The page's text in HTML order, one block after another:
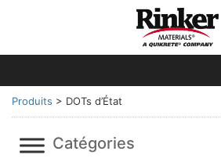
Produits > DOTs d’État
Catégories